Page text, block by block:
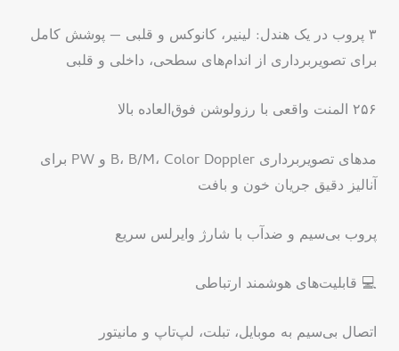
۳ پروب در یک هندل: لینیر، کانوکس و قلبی — پوشش کامل
برای تصویربرداری از اندام‌های سطحی، داخلی و قلبی
۲۵۶ المنت واقعی با رزولوشن فوق‌العاده بالا
مدهای تصویربرداری B، B/M، Color Doppler و PW برای
آنالیز دقیق جریان خون و بافت
پروب بی‌سیم و ضدآب با شارژ وایرلس سریع
💻 قابلیت‌های هوشمند ارتباطی
اتصال بی‌سیم به موبایل، تبلت، لپ‌تاپ و مانیتور